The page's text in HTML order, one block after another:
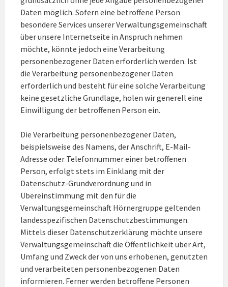
Daten möglich. Sofern eine betroffene Person
besondere Services unserer Verwaltungsgemeinschaft
über unsere Internetseite in Anspruch nehmen
möchte, könnte jedoch eine Verarbeitung
personenbezogener Daten erforderlich werden. Ist
die Verarbeitung personenbezogener Daten
erforderlich und besteht für eine solche Verarbeitung
keine gesetzliche Grundlage, holen wir generell eine
Einwilligung der betroffenen Person ein.
Die Verarbeitung personenbezogener Daten,
beispielsweise des Namens, der Anschrift, E-Mail-
Adresse oder Telefonnummer einer betroffenen
Person, erfolgt stets im Einklang mit der
Datenschutz-Grundverordnung und in
Übereinstimmung mit den für die
Verwaltungsgemeinschaft Hörnergruppe geltenden
landesspezifischen Datenschutzbestimmungen.
Mittels dieser Datenschutzerklärung möchte unsere
Verwaltungsgemeinschaft die Öffentlichkeit über Art,
Umfang und Zweck der von uns erhobenen, genutzten
und verarbeiteten personenbezogenen Daten
informieren. Ferner werden betroffene Personen